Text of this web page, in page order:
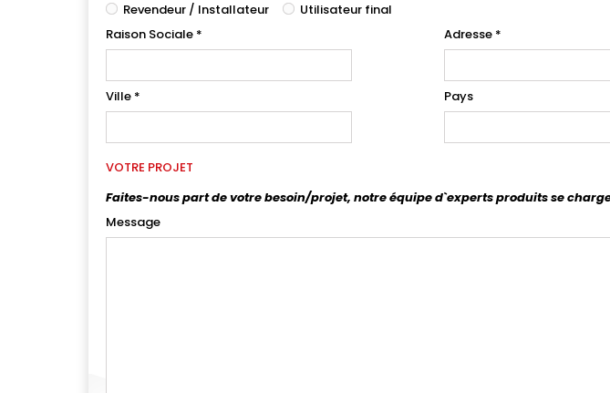
Revendeur / Installateur
Utilisateur final
Raison Sociale * Adresse *
Ville * Pays
VOTRE PROJET
Faites-nous part de votre besoin/projet, notre équipe d`experts produits se
Message